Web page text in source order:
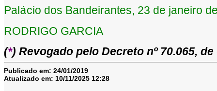
Pal ácio dos Bandeirantes, 23 de janeiro
RODRIGO GARCIA
(*) Revogado pelo Decreto nº 70.065,
Publicado em: 24/01/2019
Atualizado em: 10/11/2025 12:28